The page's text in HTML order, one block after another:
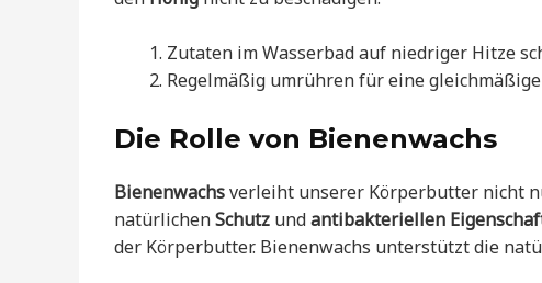
Zutaten im Wasserbad auf niedriger Hitze
Regelmäßig umrühren für eine
Die Rolle von Bienenwachs
Bienenwachsverleiht unserer Körperbutter nicht
natürlichenSchutz undantibakteriellen
der Körperbutter. Bienenwachs unterstützt die